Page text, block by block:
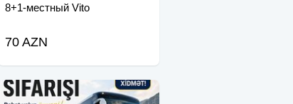
8+1-местный Vito
70 AZN